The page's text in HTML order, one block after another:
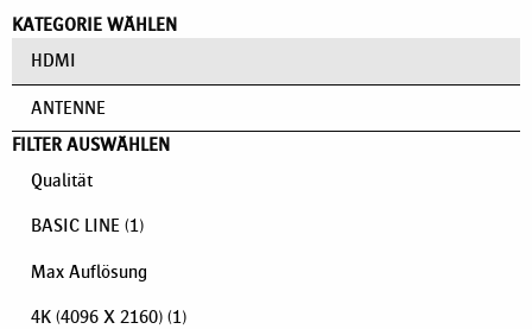
KATEGORIE WÄHLEN
HDMI
ANTENNE
FILTER AUSWÄHLEN
Qualität
BASIC LINE (1)
Max Auflösung
4K (4096 X 2160) (1)